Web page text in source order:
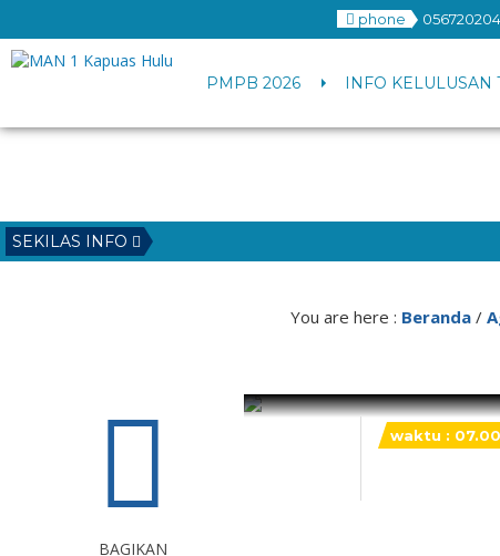
phone
PMPB 2026 INFO KELULUSAN
SEKILAS INFO
You are here : Beranda /
BAGIKAN
waktu : 07.00